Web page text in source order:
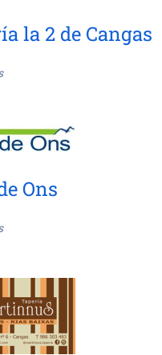
la 2 de Cangas
Ons